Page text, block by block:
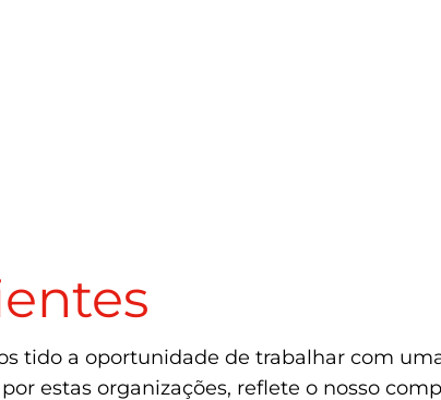
tido a oportunidade de trabalhar com
estas organizações, reflete o nosso